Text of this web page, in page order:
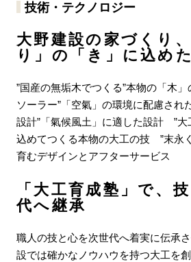
技術・テクノロジー
大野建設の家づくり
り」の「き」に込め
”国産の無垢木でつくる”本物の「木
ソーラー”「空氣」の環境に配慮さ
設計”「氣候風土」に適した設計 ”大
込めてつくる本物の大工の技 ”末永
育むデザインとアフターサービス
「大工育成塾」で、
代へ継承
職人の技と心を次世代へ着実に伝承
設では確かなノウハウを持つ大工を